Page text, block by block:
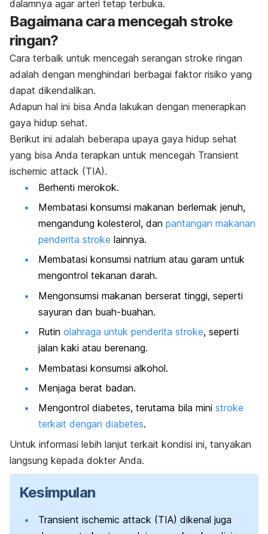
dalamnya agar arteri tetap terbuka.
Bagaimana cara mencegah stroke
ringan?
Cara terbaik untuk mencegah serangan stroke ringan
adalah dengan menghindari berbagai faktor risiko yang
dapat dikendalikan.
Adapun hal ini bisa Anda lakukan dengan menerapkan
gaya hidup sehat.
Berikut ini adalah beberapa upaya gaya hidup sehat
yang bisa Anda terapkan untuk mencegah Transient
ischemic attack (TIA).
Berhenti merokok.
Membatasi konsumsi makanan berlemak jenuh,
mengandung kolesterol, dan pantangan makanan
penderita stroke lainnya.
Membatasi konsumsi natrium atau garam untuk
mengontrol tekanan darah.
Mengonsumsi makanan berserat tinggi, seperti
sayuran dan buah-buahan.
Rutin olahraga untuk penderita stroke, seperti
jalan kaki atau berenang.
Membatasi konsumsi alkohol.
Menjaga berat badan.
Mengontrol diabetes, terutama bila mini stroke
terkait dengan diabetes.
Untuk informasi lebih lanjut terkait kondisi ini, tanyakan
langsung kepada dokter Anda.
Kesimpulan
Transient ischemic attack (TIA) dikenal juga